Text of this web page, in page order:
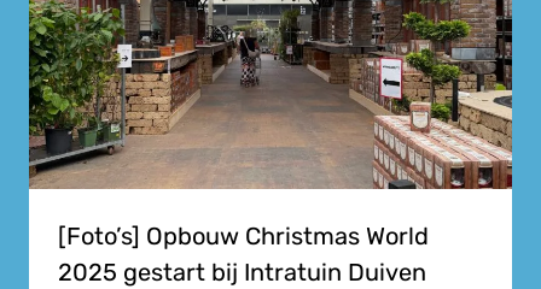
[Foto’s] Opbouw Christmas World
2025 gestart bij Intratuin Duiven